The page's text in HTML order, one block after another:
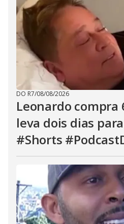
DO R7/08/08/2026
Leonardo compra
leva dois dias
#Shorts